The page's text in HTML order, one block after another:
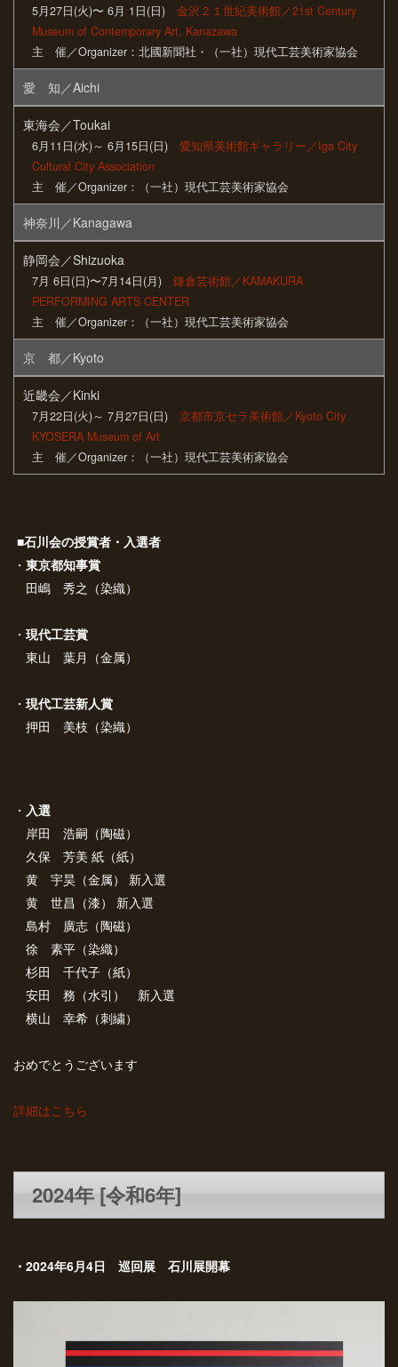
5月27日(火)〜 6月 1日(日) 金沢２１世紀美術館／21st Century
Museum of Contemporary Art, Kanazawa
主 催／Organizer：北國新聞社・（一社）現代工芸美術家協会
愛 知／Aichi
東海会／Toukai
6月11日(水)～ 6月15日(日) 愛知県美術館ギャラリー／Iga City
Cultural City Association
主 催／Organizer：（一社）現代工芸美術家協会
神奈川／Kanagawa
静岡会／Shizuoka
7月 6日(日)〜7月14日(月) 鎌倉芸術館／KAMAKURA
PERFORMING ARTS CENTER
主 催／Organizer：（一社）現代工芸美術家協会
京 都／Kyoto
近畿会／Kinki
7月22日(火)～ 7月27日(日) 京都市京セラ美術館／Kyoto City
KYOSERA Museum of Art
主 催／Organizer：（一社）現代工芸美術家協会
■石川会の授賞者・入選者
・ 東京都知事賞
田嶋 秀之（染織）
・ 現代工芸賞
東山 葉月（金属）
・ 現代工芸新人賞
押田 美枝（染織）
・ 入選
岸田 浩嗣（陶磁）
久保 芳美 紙（紙）
黄 宇昊（金属） 新入選
黄 世昌（漆） 新入選
島村 廣志（陶磁）
徐 素平（染織）
杉田 千代子（紙）
安田 務（水引） 新入選
横山 幸希（刺繍）
おめでとうございます
詳細はこちら
2024年 [令和6年]
・2024年6月4日 巡回展 石川展開幕